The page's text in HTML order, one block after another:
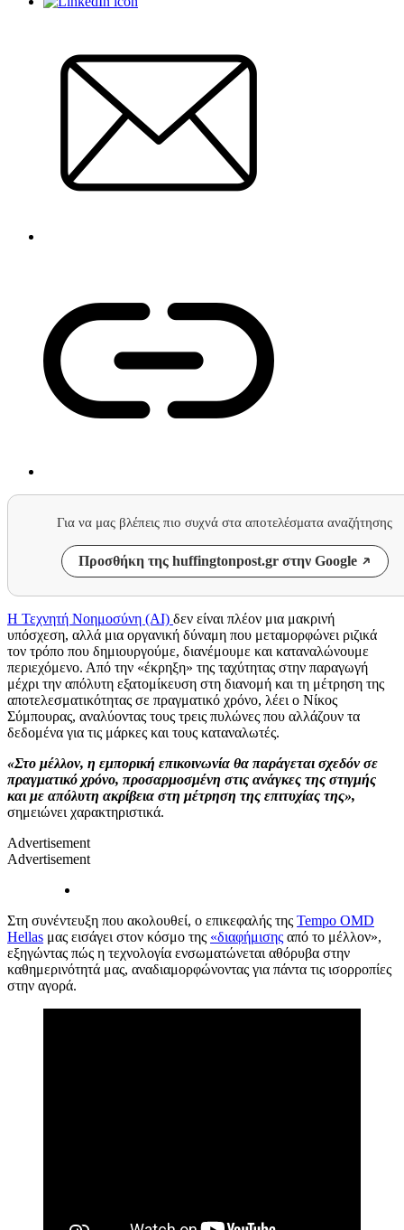
Για να μας βλέπεις πιο συχνά στα αποτελέσματα αναζήτησης
Προσθήκη της huffingtonpost.gr στην Google
Η Τεχνητή Νοημοσύνη (AI) δεν είναι πλέον μια μακρινή
υπόσχεση, αλλά μια οργανική δύναμη που μεταμορφώνει ριζικά
τον τρόπο που δημιουργούμε, διανέμουμε και καταναλώνουμε
περιεχόμενο. Από την «έκρηξη» της ταχύτητας στην παραγωγή
μέχρι την απόλυτη εξατομίκευση στη διανομή και τη μέτρηση της
αποτελεσματικότητας σε πραγματικό χρόνο, λέει ο Νίκος
Σύμπουρας, αναλύοντας τους τρεις πυλώνες που αλλάζουν τα
δεδομένα για τις μάρκες και τους καταναλωτές.
«Στο μέλλον, η εμπορική επικοινωνία θα παράγεται σχεδόν σε
πραγματικό χρόνο, προσαρμοσμένη στις ανάγκες της στιγμής
και με απόλυτη ακρίβεια στη μέτρηση της επιτυχίας της»,
σημειώνει χαρακτηριστικά.
Advertisement
Advertisement
Στη συνέντευξη που ακολουθεί, ο επικεφαλής της Tempo OMD
Hellas μας εισάγει στον κόσμο της «διαφήμισης από το μέλλον»,
εξηγώντας πώς η τεχνολογία ενσωματώνεται αθόρυβα στην
καθημερινότητά μας, αναδιαμορφώνοντας για πάντα τις ισορροπίες
στην αγορά.